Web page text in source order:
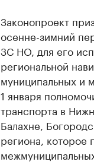
Законопроект
осенне-зимний
ЗС НО, для его
региональной
муниципальных и
1 января
транспорта в
Балахне,
региона, которое